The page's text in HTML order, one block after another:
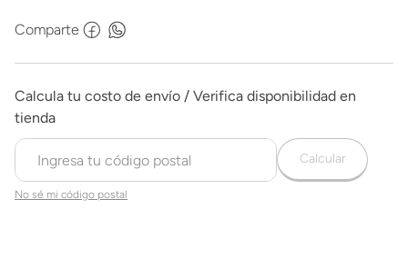
Comparte
No sé mi código postal
Calcular